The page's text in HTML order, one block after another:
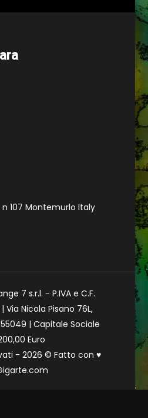
107 Montemurlo Italy
7 s.r.l. - P.IVA e C.F.
Nicola Pisano 76L,
| Capitale Sociale
Euro
- 2026 © Fatto con ♥